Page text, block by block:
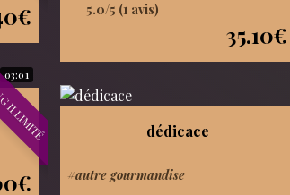
5.0/5 (1 avis)
35.10€
03:01
dédicace
#autre gourmandise